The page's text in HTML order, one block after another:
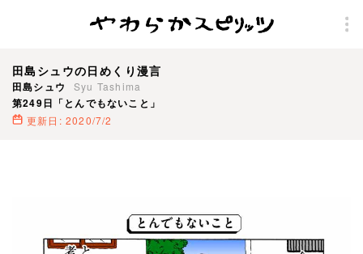
田島シュウの日めくり漫言
田島シュウ Syu Tashima
第249日「とんでもないこと」
更新日: 2020/7/2